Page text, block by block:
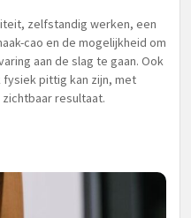
zelfstandig werken, een
cao en de mogelijkheid om
aan de slag te gaan. Ook
pittig kan zijn, met
resultaat.